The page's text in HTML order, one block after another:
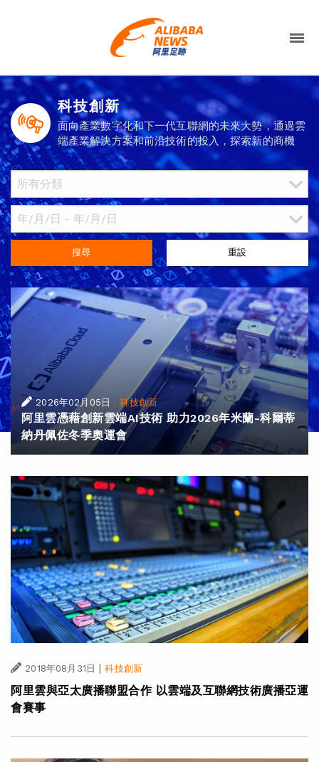
科技創新
面向產業數字化和下一代互聯網的未來大勢，通過雲
端產業解決方案和前沿技術的投入，探索新的商機
搜尋 重設
2026年02月05日 |科技創新
阿里雲憑藉創新雲端AI技術 助力2026年米蘭-科爾蒂
納丹佩佐冬季奧運會
2018年08月31日 | 科技創新
阿里雲與亞太廣播聯盟合作 以雲端及互聯網技術廣播亞運
會賽事